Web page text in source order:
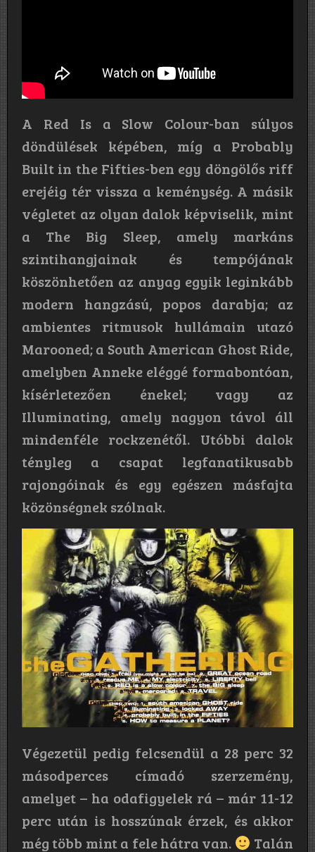
A Red Is a Slow Colour-ban súlyos
döndülések képében, míg a Probably
Built in the Fifties-ben egy döngölős riff
erejéig tér vissza a keménység. A másik
végletet az olyan dalok képviselik, mint
a The Big Sleep, amely markáns
szintihangjainak és tempójának
köszönhetően az anyag egyik leginkább
modern hangzású, popos darabja; az
ambientes ritmusok hullámain utazó
Marooned; a South American Ghost Ride,
amelyben Anneke eléggé formabontóan,
kísérletezően énekel; vagy az
Illuminating, amely nagyon távol áll
mindenféle rockzenétől. Utóbbi dalok
tényleg a csapat legfanatikusabb
rajongóinak és egy egészen másfajta
közönségnek szólnak.
Végezetül pedig felcsendül a 28 perc 32
másodperces címadó szerzemény,
amelyet – ha odafigyelek rá – már 11-12
perc után is hosszúnak érzek, és akkor
még több mint a fele hátra van.
Talán